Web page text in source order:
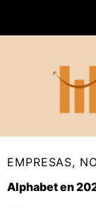
EMPRESAS,
Alphabet en